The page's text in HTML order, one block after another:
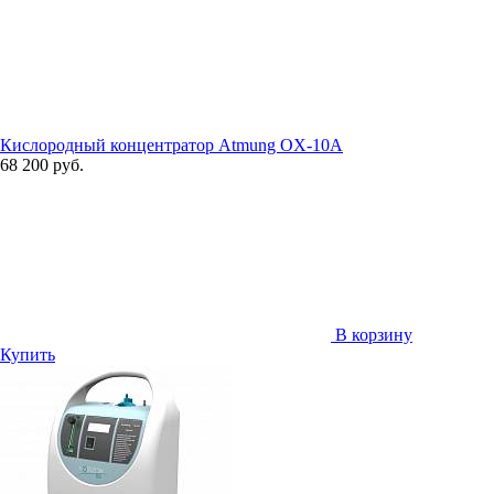
Кислородный концентратор Atmung OX-10A
68 200 руб.
В корзину
Купить